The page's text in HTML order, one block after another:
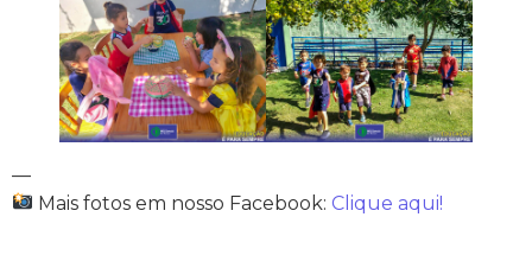
—
Mais fotos em nosso Facebook: Clique aqui!